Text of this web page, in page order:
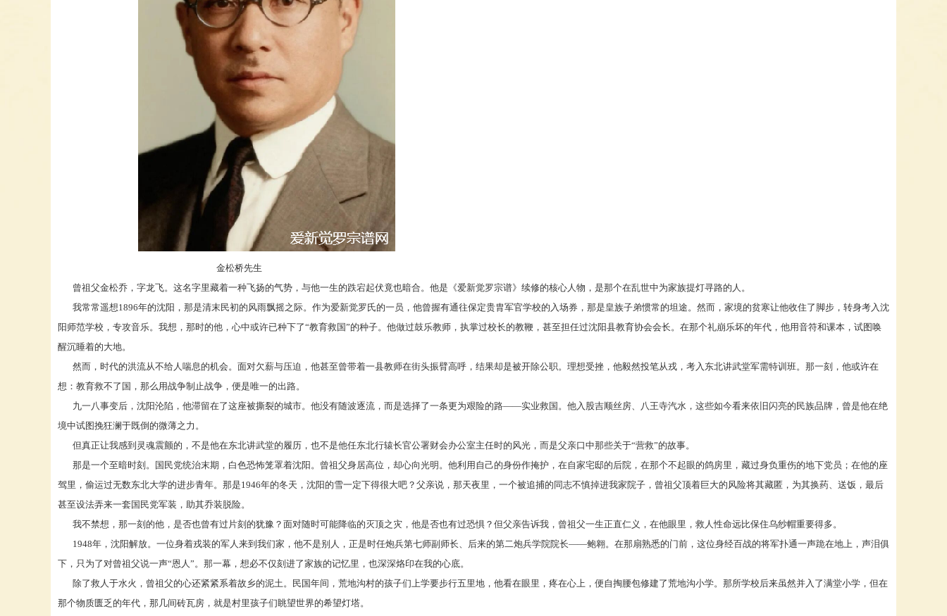
金松桥先生
曾祖父金松乔，字龙飞。这名字里藏着一种飞扬的气势，与他一生的跌宕起伏竟也暗合。他是《爱新觉罗宗谱》续修的核心人物，是那个在乱世中为家族提灯寻路的人。
我常常遥想1896年的沈阳，那是清末民初的风雨飘摇之际。作为爱新觉罗氏的一员，他曾握有通往保定贵胄军官学校的入场券，那是皇族子弟惯常的坦途。然而，家境的贫寒让他收住了脚步，转身考入沈
阳师范学校，专攻音乐。我想，那时的他，心中或许已种下了“教育救国”的种子。他做过鼓乐教师，执掌过校长的教鞭，甚至担任过沈阳县教育协会会长。在那个礼崩乐坏的年代，他用音符和课本，试图唤
醒沉睡着的大地。
然而，时代的洪流从不给人喘息的机会。面对欠薪与压迫，他甚至曾带着一县教师在街头振臂高呼，结果却是被开除公职。理想受挫，他毅然投笔从戎，考入东北讲武堂军需特训班。那一刻，他或许在
想：教育救不了国，那么用战争制止战争，便是唯一的出路。
九一八事变后，沈阳沦陷，他滞留在了这座被撕裂的城市。他没有随波逐流，而是选择了一条更为艰险的路——实业救国。他入股吉顺丝房、八王寺汽水，这些如今看来依旧闪亮的民族品牌，曾是他在绝
境中试图挽狂澜于既倒的微薄之力。
但真正让我感到灵魂震颤的，不是他在东北讲武堂的履历，也不是他任东北行辕长官公署财会办公室主任时的风光，而是父亲口中那些关于“营救”的故事。
那是一个至暗时刻。国民党统治末期，白色恐怖笼罩着沈阳。曾祖父身居高位，却心向光明。他利用自己的身份作掩护，在自家宅邸的后院，在那个不起眼的鸽房里，藏过身负重伤的地下党员；在他的座
驾里，偷运过无数东北大学的进步青年。那是1946年的冬天，沈阳的雪一定下得很大吧？父亲说，那天夜里，一个被追捕的同志不慎掉进我家院子，曾祖父顶着巨大的风险将其藏匿，为其换药、送饭，最后
甚至设法弄来一套国民党军装，助其乔装脱险。
我不禁想，那一刻的他，是否也曾有过片刻的犹豫？面对随时可能降临的灭顶之灾，他是否也有过恐惧？但父亲告诉我，曾祖父一生正直仁义，在他眼里，救人性命远比保住乌纱帽重要得多。
1948年，沈阳解放。一位身着戎装的军人来到我们家，他不是别人，正是时任炮兵第七师副师长、后来的第二炮兵学院院长——鲍翱。在那扇熟悉的门前，这位身经百战的将军扑通一声跪在地上，声泪俱
下，只为了对曾祖父说一声“恩人”。那一幕，想必不仅刻进了家族的记忆里，也深深烙印在我的心底。
除了救人于水火，曾祖父的心还紧紧系着故乡的泥土。民国年间，荒地沟村的孩子们上学要步行五里地，他看在眼里，疼在心上，便自掏腰包修建了荒地沟小学。那所学校后来虽然并入了满堂小学，但在
那个物质匮乏的年代，那几间砖瓦房，就是村里孩子们眺望世界的希望灯塔。